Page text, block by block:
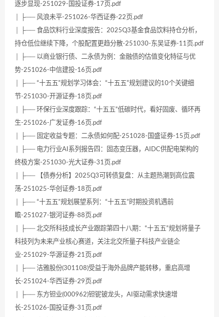
逐步显现-251029-国投证券-17页.pdf
│ ├── 风浪未平-251026-华西证券-22页.pdf
│ ├── 食品饮料行业深度报告：2025Q3基金食品饮料持仓分析，
持仓低位继续下降，个股配置更趋分散-251030-东吴证券-11页.pdf
│ ├── 以商业银行债、二永债为例：金融债的估值变化特征与优
势-251026-中信建投-16页.pdf
│ ├── “十五五”规划学习体会：“十五五”规划建议的10个关键细
节-251030-开源证券-18页.pdf
│ ├── 环保行业深度跟踪：“十五五”低碳时代，看好固废、循环再
生-251026-广发证券-16页.pdf
│ ├── 固定收益专题：二永债如何配-251028-国盛证券-15页.pdf
│ ├── 电力行业AI系列报告四：固态变压器，AIDC供配电架构的
终极方案-251030-光大证券-31页.pdf
│ ├── 【债券分析】2025Q3可转债复盘：从主题热潮到高位震
荡-251025-华创证券-18页.pdf
│ ├── “十五五”规划展望系列：“十五五”时期投资机遇前
瞻-251027-银河证券-88页.pdf
│ ├── 北交所科技成长产业跟踪第四十八期：“十五五”规划将量子
科技列为未来产业核心赛道，关注北交所量子科技产业链企
业-251029-华源证券-21页.pdf
│ ├── 洁雅股份(301108)受益于海外品牌产能转移，重启高增
长-251024-华西证券-29页.pdf
│ ├── 东方钽业(000962)钽铌铍龙头，AI驱动需求快速增
长-251026-国投证券-31页.pdf